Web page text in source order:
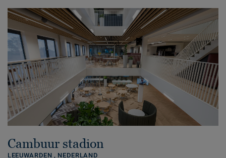
Cambuur stadion
LEEUWARDEN , NEDERLAND